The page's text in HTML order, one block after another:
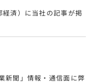
済）に当社の記事が掲
新聞」情報・通信面に弊